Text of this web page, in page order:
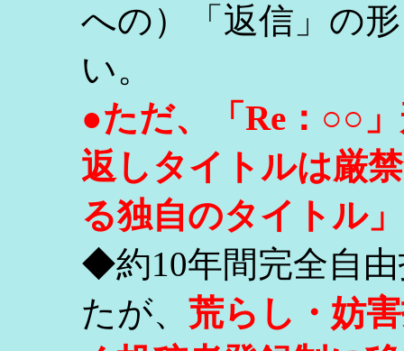
への）「返信」の
い。
●ただ、「Re：○○
返しタイトルは厳
る独自のタイトル
◆約10年間完全自
たが、 荒らし・妨